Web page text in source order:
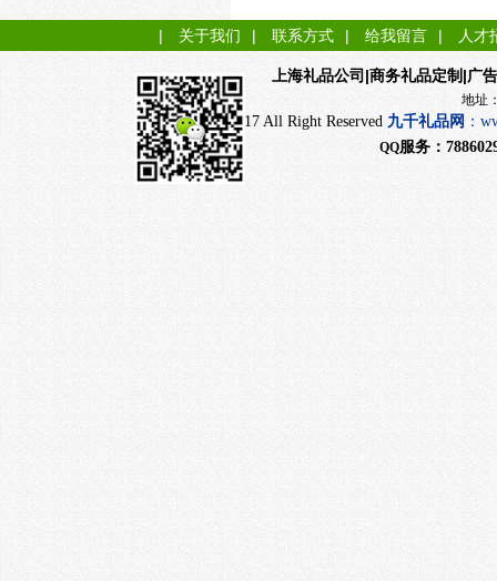
上海礼品公司 |商务礼品定制|广
地址：上海市闵行
CopyRight 2017 All Right Reserved 九千礼品网 ：
QQ服务：
| 关于我们 | 联系方式 | 给我留言 | 人才